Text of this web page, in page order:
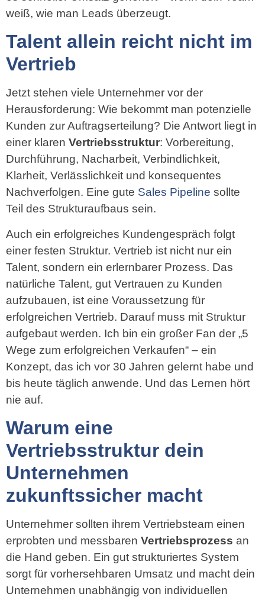
weiß, wie man Leads überzeugt.
Talent allein reicht nicht im
Vertrieb
Jetzt stehen viele Unternehmer vor der
Herausforderung: Wie bekommt man potenzielle
Kunden zur Auftragserteilung? Die Antwort liegt in
einer klaren Vertriebsstruktur: Vorbereitung,
Durchführung, Nacharbeit, Verbindlichkeit,
Klarheit, Verlässlichkeit und konsequentes
Nachverfolgen. Eine gute Sales Pipeline sollte
Teil des Strukturaufbaus sein.
Auch ein erfolgreiches Kundengespräch folgt
einer festen Struktur. Vertrieb ist nicht nur ein
Talent, sondern ein erlernbarer Prozess. Das
natürliche Talent, gut Vertrauen zu Kunden
aufzubauen, ist eine Voraussetzung für
erfolgreichen Vertrieb. Darauf muss mit Struktur
aufgebaut werden. Ich bin ein großer Fan der „5
Wege zum erfolgreichen Verkaufen“ – ein
Konzept, das ich vor 30 Jahren gelernt habe und
bis heute täglich anwende. Und das Lernen hört
nie auf.
Warum eine
Vertriebsstruktur dein
Unternehmen
zukunftssicher macht
Unternehmer sollten ihrem Vertriebsteam einen
erprobten und messbaren Vertriebsprozess an
die Hand geben. Ein gut strukturiertes System
sorgt für vorhersehbaren Umsatz und macht dein
Unternehmen unabhängig von individuellen